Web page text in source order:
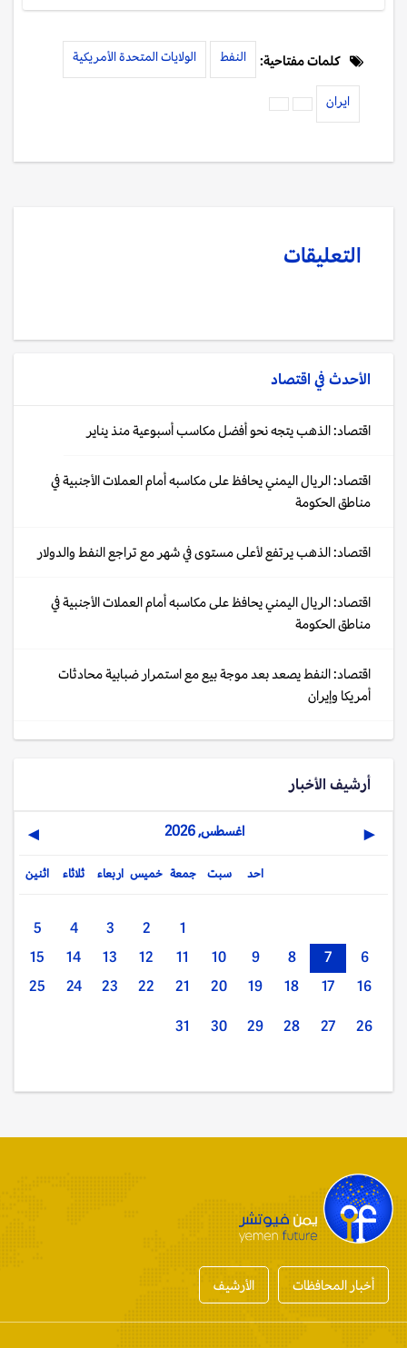
كلمات مفتاحية: النفط الولايات المتحدة الأمريكية
ايران
التعليقات
الأحدث في اقتصاد
اقتصاد: الذهب يتجه نحو أفضل مكاسب أسبوعية منذ يناير
اقتصاد: الريال اليمني يحافظ على مكاسبه أمام العملات الأجنبية في
مناطق الحكومة
اقتصاد: الذهب يرتفع لأعلى مستوى في شهر مع تراجع النفط والدولار
اقتصاد: الريال اليمني يحافظ على مكاسبه أمام العملات الأجنبية في
مناطق الحكومة
اقتصاد: النفط يصعد بعد موجة بيع مع استمرار ضبابية محادثات
أمريكا وإيران
أرشيف الأخبار
◀ اغسطس, 2026 ▶
اثنين ثلاثاء اربعاء خميس جمعة سبت احد
1
2
3
4
5
6
7
8
9
10
11
12
13
14
15
16
17
18
19
20
21
22
23
24
25
26
27
28
29
30
31
أخبار المحافظات الأرشيف